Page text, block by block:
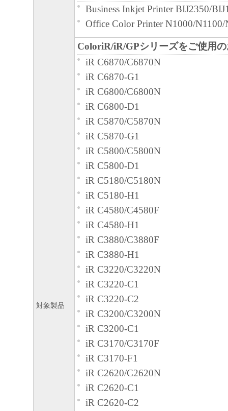
対象製品
Business Inkjet Printer BIJ2350/
Office Color Printer N1000/
ColoriR/iR/GPシリーズをご使用
iR C6870/C6870N
iR C6870-G1
iR C6800/C6800N
iR C6800-D1
iR C5870/C5870N
iR C5870-G1
iR C5800/C5800N
iR C5800-D1
iR C5180/C5180N
iR C5180-H1
iR C4580/C4580F
iR C4580-H1
iR C3880/C3880F
iR C3880-H1
iR C3220/C3220N
iR C3220-C1
iR C3220-C2
iR C3200/C3200N
iR C3200-C1
iR C3170/C3170F
iR C3170-F1
iR C2620/C2620N
iR C2620-C1
iR C2620-C2